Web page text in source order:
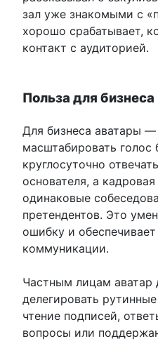
зал уже знакомыми с
хорошо срабатывает,
контакт с аудиторией.
Польза для
Для бизнеса аватары —
масштабировать
круглосуточно
основателя, а
одинаковые
претендентов. Это
ошибку и
коммуникации.
Частным лицам аватар
делегировать
чтение подписей,
вопросы или